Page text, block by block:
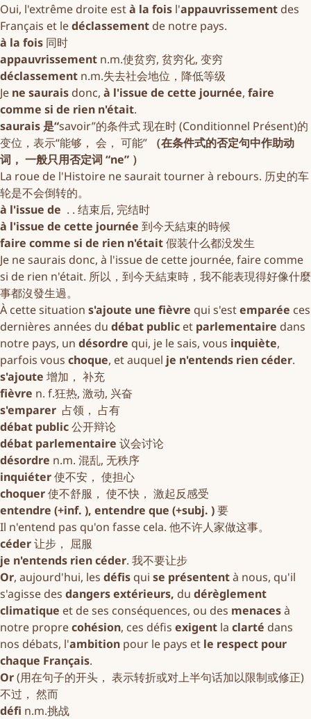
Oui, l'extrême droite està la fois l'appauvrissement des
Français et ledéclassement de notre pays.
à la fois 同时
appauvrissement n.m.使贫穷, 贫穷化, 变穷
déclassement n.m.失去社会地位，降低等级
Je ne saurais donc, à l'issue de cette journée, faire
comme si de rien n'était.
saurais 是“savoir”的条件式 现在时 (Conditionnel Présent)的
变位，表示“能够， 会， 可能”
（在条件式的否定句中作助动
词， 一般只用否定词 “ne” ）
La roue de l'Histoire ne saurait tourner à rebours. 历史的车
轮是不会倒转的。
à l'issue de . . 结束后, 完结时
à l'issue de cette journée 到今天結束的時候
faire comme si de rien n'était假装什么都没发生
Je ne saurais donc, à l'issue de cette journée, faire comme
si de rien n'était. 所以，到今天結束時，我不能表現得好像什麼
事都沒發生過。
À cette situation s'ajoute une fièvre qui s'estemparée ces
dernières années du débat public et parlementaire dans
notre pays, un désordre qui, je le sais, vous inquiète,
parfois vous choque, et auquel je n'entends rien céder.
s'ajoute 增加， 补充
fièvre n. f.狂热, 激动, 兴奋
s'emparer 占领， 占有
débat public公开辩论
débat parlementaire 议会讨论
désordre n.m. 混乱, 无秩序
inquiéter使不安， 使担心
choquer使不舒服， 使不快， 激起反感受
entendre (+inf. ), entendre que (+subj. )要
Il n'entend pas qu'on fasse cela. 他不许人家做这事。
céder让步， 屈服
je n'entends rien céder. 我不要让步
Or, aujourd'hui, les défis qui se présententà nous, qu'il
s'agisse des dangers extérieurs, du dérèglement
climatique et de ses conséquences, ou des menacesà
notre proprecohésion, ces défis exigent la clarté dans
nos débats, l'ambition pour le pays et le respect pour
chaque Français.
Or(用在句子的开头， 表示转折或对上半句话加以限制或修正)
不过， 然而
défi n.m.挑战